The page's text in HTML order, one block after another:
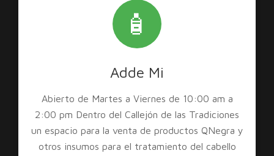
🧴
Adde Mi
Abierto de Martes a Viernes de 10:00 am a
2:00 pm Dentro del Callejón de las Tradiciones
un espacio para la venta de productos QNegra y
otros insumos para el tratamiento del cabello